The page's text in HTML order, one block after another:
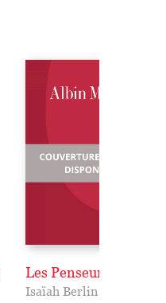
Les Penseurs russes
Isaïah Berlin